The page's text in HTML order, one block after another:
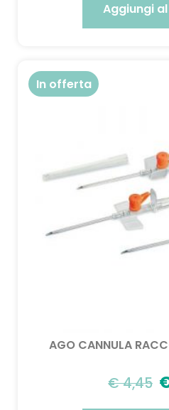
Aggiungi
In offerta
AGO CANNULA
€4,45